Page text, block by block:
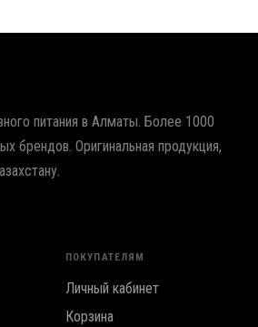
питания в Алматы. Более 1000
брендов. Оригинальная продукция,
ПОКУПАТЕЛЯМ
Личный кабинет
Корзина